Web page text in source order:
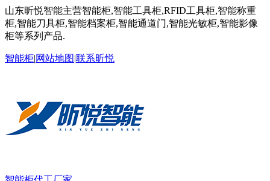
山东昕悦智能主营智能柜,智能工具柜,RFID工具柜,智能称重
柜,智能刀具柜,智能档案柜,智能通道门,智能光敏柜,智能影像
柜等系列产品.
智能柜|网站地图|联系昕悦